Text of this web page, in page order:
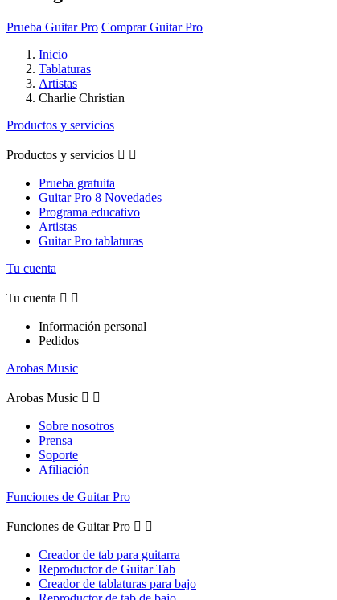
Prueba Guitar Pro Comprar Guitar Pro
Inicio
Tablaturas
Artistas
Charlie Christian
Productos y servicios
Productos y servicios  
Prueba gratuita
Guitar Pro 8 Novedades
Programa educativo
Artistas
Guitar Pro tablaturas
Tu cuenta
Tu cuenta  
Información personal
Pedidos
Arobas Music
Arobas Music  
Sobre nosotros
Prensa
Soporte
Afiliación
Funciones de Guitar Pro
Funciones de Guitar Pro  
Creador de tab para guitarra
Reproductor de Guitar Tab
Creador de tablaturas para bajo